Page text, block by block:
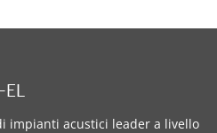
impianti acustici leader a livello